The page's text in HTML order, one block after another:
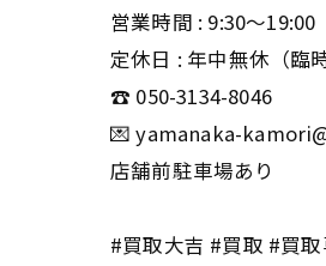
営業時間 : 9:30〜19:00
定休日 : 年中無休（臨
☎️ 050-3134-8046
💌 yamanaka-
店舗前駐車場あり
#買取大吉 #買取 #買